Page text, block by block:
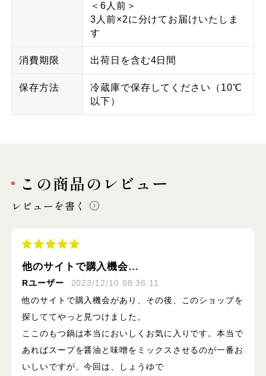
＜6人前＞
3人前×2に分けてお届けいたしま
す
消費期限 出荷日を含む4日間
保存方法
冷蔵庫で保存してください（10℃
以下）
この商品のレビュー
レビューを書く
他のサイトで購入機会…
Rユーザー
2023/12/10 08:36:11
他のサイトで購入機会があり、その後、このショップを
探しててやっと見つけました。
ここのもつ鍋は本当においしくお気に入りです。本当で
あればスープを醤油と味噌をミックスさせるのが一番お
いしいですが、今回は、しょうゆで